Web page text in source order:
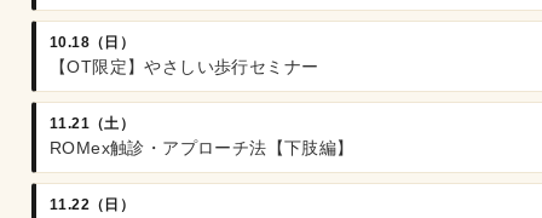
10.18（日）
【OT限定】やさしい歩行セミナー
11.21（土）
ROMex触診・アプローチ法【下肢編】
11.22（日）